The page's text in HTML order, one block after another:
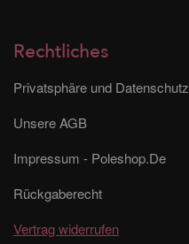
Rechtliches
Privatsphäre und Datenschutz
Unsere AGB
Impressum - Poleshop.De
Rückgaberecht
Vertrag widerrufen